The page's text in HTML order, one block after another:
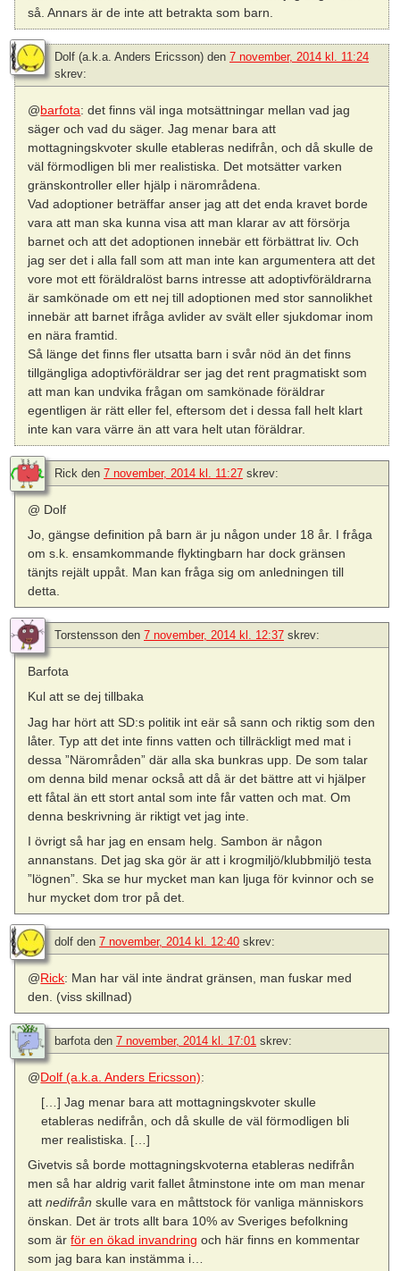
så. Annars är de inte att betrakta som barn.
Dolf (a.k.a. Anders Ericsson) den 7 november, 2014 kl. 11:24
skrev:
@barfota: det finns väl inga motsättningar mellan vad jag
säger och vad du säger. Jag menar bara att
mottagningskvoter skulle etableras nedifrån, och då skulle de
väl förmodligen bli mer realistiska. Det motsätter varken
gränskontroller eller hjälp i närområdena.
Vad adoptioner beträffar anser jag att det enda kravet borde
vara att man ska kunna visa att man klarar av att försörja
barnet och att det adoptionen innebär ett förbättrat liv. Och
jag ser det i alla fall som att man inte kan argumentera att det
vore mot ett föräldralöst barns intresse att adoptivföräldrarna
är samkönade om ett nej till adoptionen med stor sannolikhet
innebär att barnet ifråga avlider av svält eller sjukdomar inom
en nära framtid.
Så länge det finns fler utsatta barn i svår nöd än det finns
tillgängliga adoptivföräldrar ser jag det rent pragmatiskt som
att man kan undvika frågan om samkönade föräldrar
egentligen är rätt eller fel, eftersom det i dessa fall helt klart
inte kan vara värre än att vara helt utan föräldrar.
Rick den 7 november, 2014 kl. 11:27 skrev:
@ Dolf
Jo, gängse definition på barn är ju någon under 18 år. I fråga
om s.k. ensamkommande flyktingbarn har dock gränsen
tänjts rejält uppåt. Man kan fråga sig om anledningen till
detta.
Torstensson den 7 november, 2014 kl. 12:37 skrev:
Barfota
Kul att se dej tillbaka
Jag har hört att SD:s politik int eär så sann och riktig som den
låter. Typ att det inte finns vatten och tillräckligt med mat i
dessa ”Närområden” där alla ska bunkras upp. De som talar
om denna bild menar också att då är det bättre att vi hjälper
ett fåtal än ett stort antal som inte får vatten och mat. Om
denna beskrivning är riktigt vet jag inte.
I övrigt så har jag en ensam helg. Sambon är någon
annanstans. Det jag ska gör är att i krogmiljö/klubbmiljö testa
”lögnen”. Ska se hur mycket man kan ljuga för kvinnor och se
hur mycket dom tror på det.
dolf den 7 november, 2014 kl. 12:40 skrev:
@Rick: Man har väl inte ändrat gränsen, man fuskar med
den. (viss skillnad)
barfotaden 7 november, 2014 kl. 17:01 skrev:
@Dolf (a.k.a. Anders Ericsson):
[…] Jag menar bara att mottagningskvoter skulle
etableras nedifrån, och då skulle de väl förmodligen bli
mer realistiska. […]
Givetvis så borde mottagningskvoterna etableras nedifrån
men så har aldrig varit fallet åtminstone inte om man menar
attnedifrån skulle vara en måttstock för vanliga människors
önskan. Det är trots allt bara 10% av Sveriges befolkning
som ärför en ökad invandring och här finns en kommentar
som jag bara kan instämma i…